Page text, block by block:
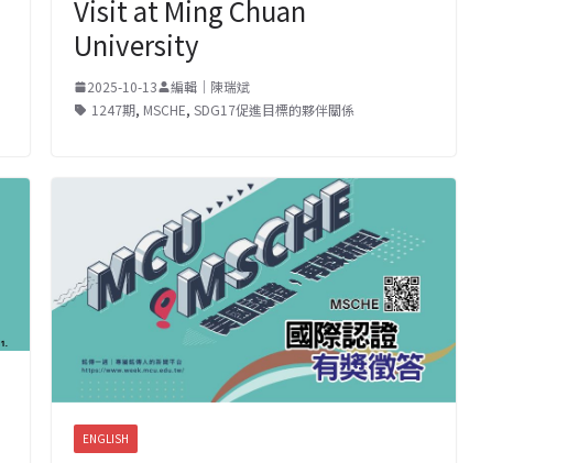
Visit at Ming Chuan
University
2025-10-13
編輯｜陳瑞斌
1247期, MSCHE,SDG17促進目標的夥伴關係
ENGLISH